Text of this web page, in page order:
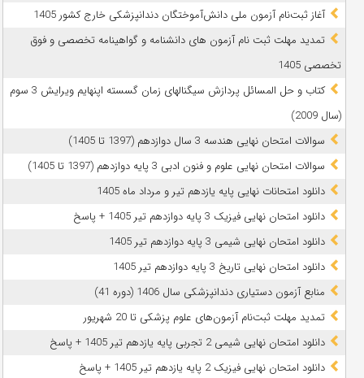
آغاز ثبت‌نام آزمون ملی دانش‌آموختگان دندانپزشکی خارج کشور 1405
تمدید مهلت ثبت نام آزمون های دانشنامه و گواهینامه تخصصی و فوق
تخصصی 1405
کتاب و حل المسائل پردازش سیگنالهای زمان گسسته اپنهایم ویرایش 3 سوم
(سال 2009)
سوالات امتحان نهایی هندسه 3 سال دوازدهم (1397 تا 1405)
سوالات امتحان نهایی علوم و فنون ادبی 3 پایه دوازدهم (1397 تا 1405)
دانلود امتحانات نهایی پایه یازدهم تیر و مرداد ماه 1405
دانلود امتحان نهایی فیزیک 3 پایه دوازدهم تیر 1405 + پاسخ
دانلود امتحان نهایی شیمی 3 پایه دوازدهم تیر 1405
دانلود امتحان نهایی تاریخ 3 پایه دوازدهم تیر 1405
منابع آزمون دستیاری دندانپزشکی سال 1406 (دوره 41)
تمدید مهلت ثبت‌نام آزمون‌های علوم پزشکی تا 20 شهریور
دانلود امتحان نهایی شیمی 2 تجربی پایه یازدهم تیر 1405 + پاسخ
دانلود امتحان نهایی فیزیک 2 پایه یازدهم تیر 1405 + پاسخ